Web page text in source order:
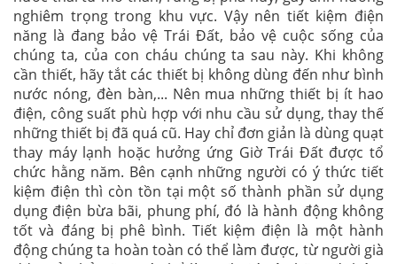
nghiêm trọng trong khu vực. Vậy nên tiết kiệm điện
năng là đang bảo vệ Trái Đất, bảo vệ cuộc sống của
chúng ta, của con cháu chúng ta sau này. Khi không
cần thiết, hãy tắt các thiết bị không dùng đến như bình
nước nóng, đèn bàn,... Nên mua những thiết bị ít hao
điện, công suất phù hợp với nhu cầu sử dụng, thay thế
những thiết bị đã quá cũ. Hay chỉ đơn giản là dùng quạt
thay máy lạnh hoặc hưởng ứng Giờ Trái Đất được tổ
chức hằng năm. Bên cạnh những người có ý thức tiết
kiệm điện thì còn tồn tại một số thành phần sử dụng
dụng điện bừa bãi, phung phí, đó là hành động không
tốt và đáng bị phê bình. Tiết kiệm điện là một hành
động chúng ta hoàn toàn có thể làm được, từ người già